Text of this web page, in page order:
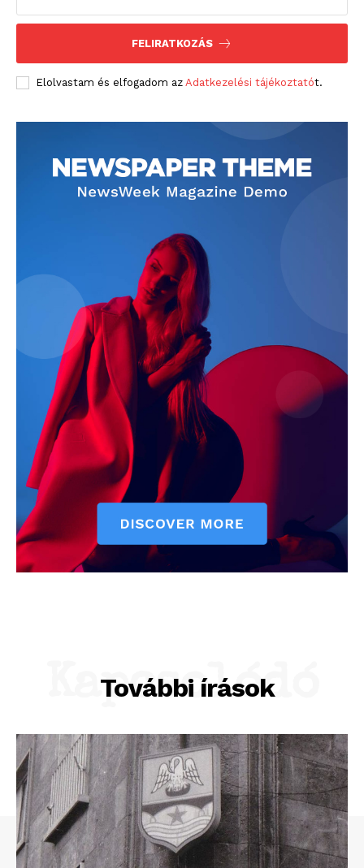
FELIRATKOZÁS
Elolvastam és elfogadom az Adatkezelési tájékoztatót.
További írások
Kapcsolódó